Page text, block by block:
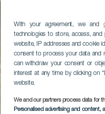
With your agreement, we and
technologies to store, access,
website, IP addresses and cookie
consent to process your data and
can withdraw your consent or
interest at any time by clicking on
website.
We and our partners process data for
Personalised advertising and